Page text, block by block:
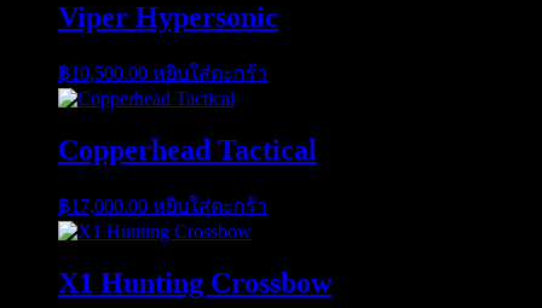
Viper Hypersonic
฿10,500.00 หยิบใส่ตะกร้า
Copperhead Tactical
฿17,000.00 หยิบใส่ตะกร้า
X1 Hunting Crossbow